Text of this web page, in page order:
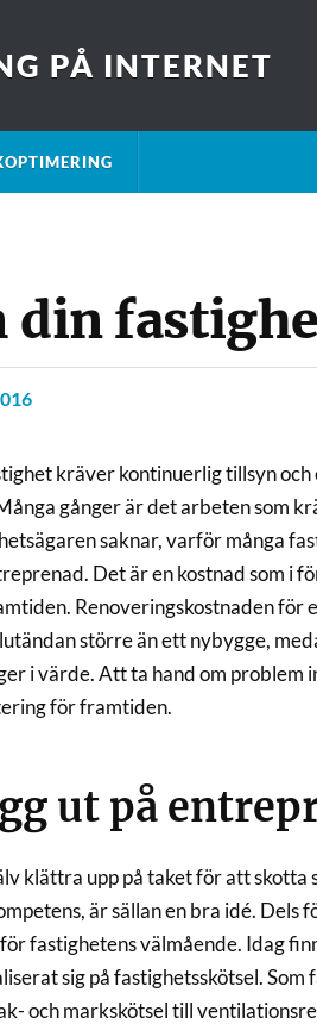
PÅ INTERNET
din
kräver kontinuerlig tillsyn
gånger är det arbeten som
saknar, varför många
Det är en kostnad som i
Renoveringskostnaden för
större än ett nybygge,
i värde. Att ta hand om problem
för framtiden.
ut på
klättra upp på taket för att skotta
är sällan en bra idé. Dels
fastighetens välmående. Idag
sig på fastighetsskötsel.
och markskötsel till